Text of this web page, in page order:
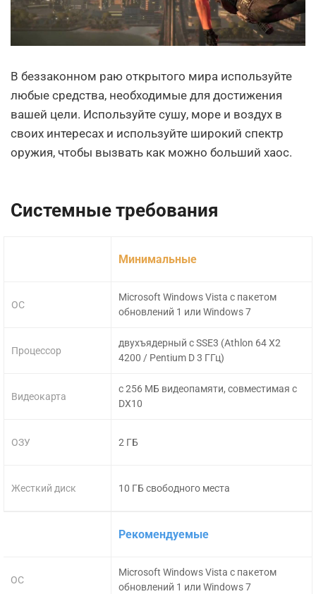
В беззаконном раю открытого мира используйте
любые средства, необходимые для достижения
вашей цели. Используйте сушу, море и воздух в
своих интересах и используйте широкий спектр
оружия, чтобы вызвать как можно больший хаос.
Системные требования
ОС
Процессор
Видеокарта
ОЗУ
Жесткий диск
Минимальные
Microsoft Windows Vista с пакетом
обновлений 1 или Windows 7
двухъядерный с SSE3 (Athlon 64 X2
4200 / Pentium D 3 ГГц)
с 256 МБ видеопамяти, совместимая с
DX10
2 ГБ
10 ГБ свободного места
ОС
Рекомендуемые
Microsoft Windows Vista с пакетом
обновлений 1 или Windows 7